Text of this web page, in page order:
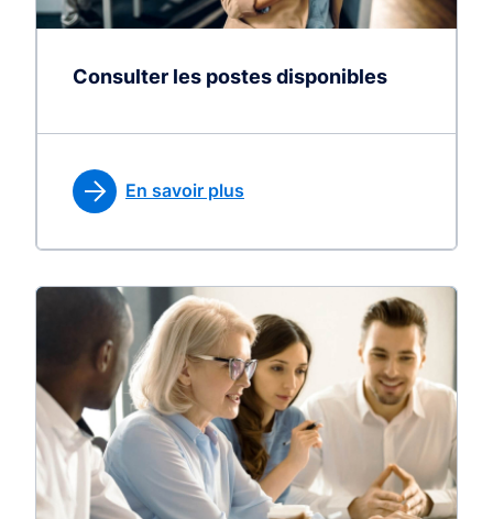
Consulter les postes disponibles
En savoir plus